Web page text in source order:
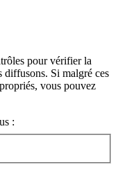
pour vérifier la
diffusons. Si malgré ces
vous pouvez
: